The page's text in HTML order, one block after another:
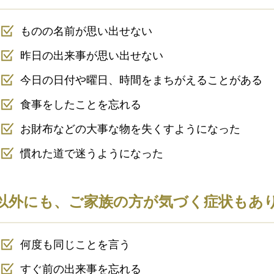
ものの名前が思い出せない
昨日の出来事が思い出せない
今日の日付や曜日、時間をまちがえることがある
食事をしたことを忘れる
お財布などの大事な物を失くすようになった
慣れた道で迷うようになった
外にも、ご家族の方が気づく症状もあ
何度も同じことを言う
すぐ前の出来事を忘れる